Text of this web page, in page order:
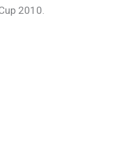
2010.